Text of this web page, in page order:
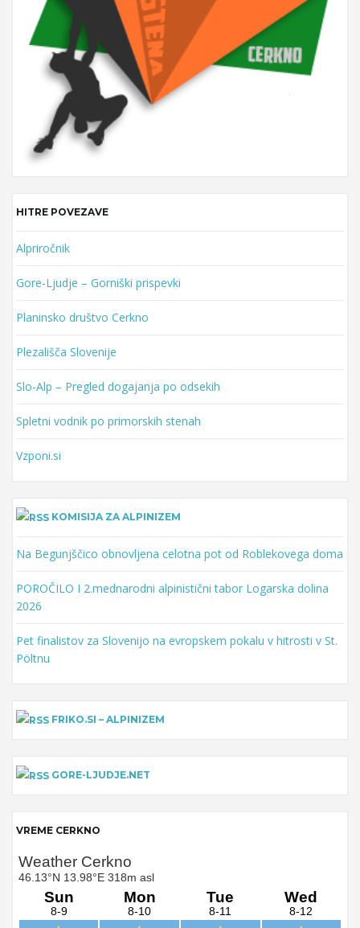
HITRE POVEZAVE
Alpriročnik
Gore-Ljudje – Gorniški prispevki
Planinsko društvo Cerkno
Plezališča Slovenije
Slo-Alp – Pregled dogajanja po odsekih
Spletni vodnik po primorskih stenah
Vzponi.si
KOMISIJA ZA ALPINIZEM
Na Begunjščico obnovljena celotna pot od Roblekovega doma
POROČILO I 2.mednarodni alpinistični tabor Logarska dolina
2026
Pet finalistov za Slovenijo na evropskem pokalu v hitrosti v St.
Pöltnu
FRIKO.SI – ALPINIZEM
GORE-LJUDJE.NET
VREME CERKNO